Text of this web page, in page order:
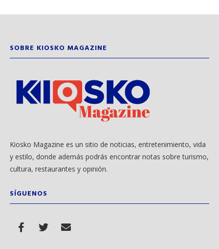
SOBRE KIOSKO MAGAZINE
Kiosko Magazine es un sitio de noticias, entretenimiento, vida
y estilo, donde además podrás encontrar notas sobre turismo,
cultura, restaurantes y opinión.
SÍGUENOS